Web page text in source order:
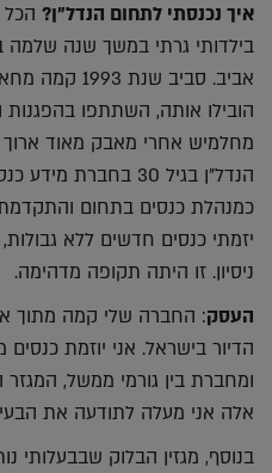
איך נכנסתי לתחום הנדל"ן? הכל
בילדותי גרתי במשך שנה
אביב. סביב
הובילו אותה, השתתפו
מחלמיש אחרי מאבק מאוד ארוך
הנדל"ן בגיל 30
כמנהלת כנסים בתחום
יזמתי כנסים חדשים ללא
ניסיון. זו היתה תקופה מדהימה.
העסק: החברה שלי קמה מתוך
הדיור בישראל. אני יוזמת
ומחברת בין גורמי ממשל, המגזר
אלה אני מעלה לתודעה את
בנוסף, מגזין הבלוק שבבעלותי